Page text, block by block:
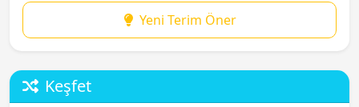
Yeni Terim Öner
Keşfet